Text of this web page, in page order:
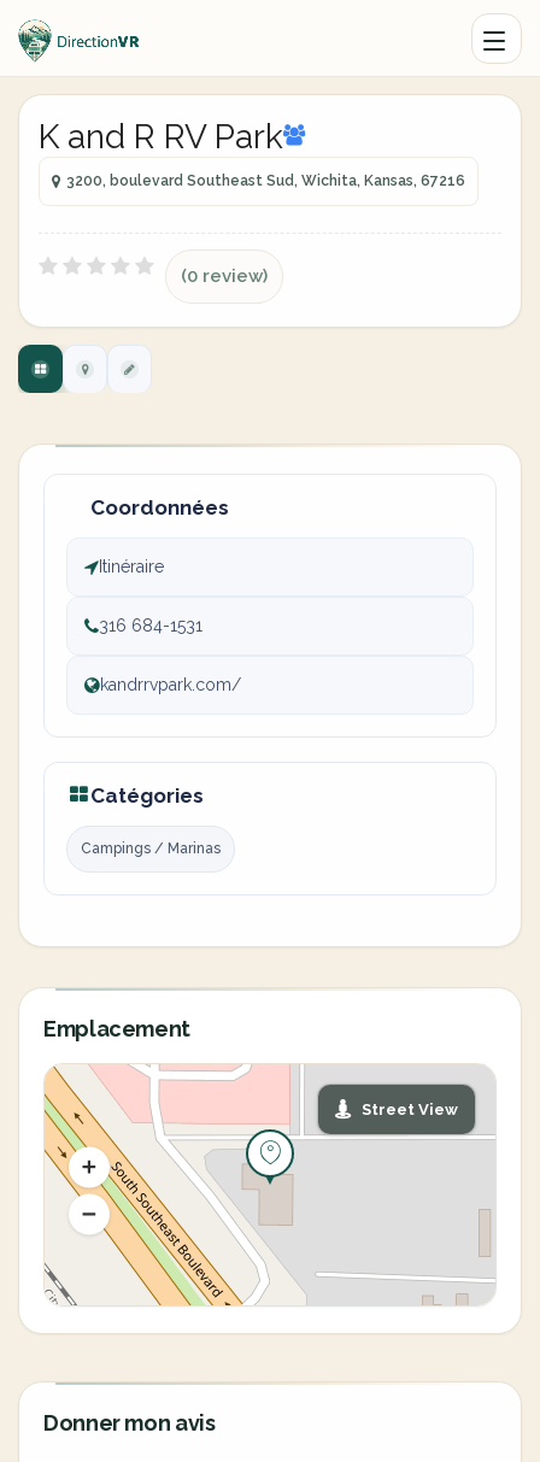
K and R RV Park
3200, boulevard Southeast Sud, Wichita, Kansas, 67216
(0 review)
Coordonnées
Itinéraire
316 684-1531
kandrrvpark.com/
Catégories
Campings / Marinas
Emplacement
Street View
Donner mon avis